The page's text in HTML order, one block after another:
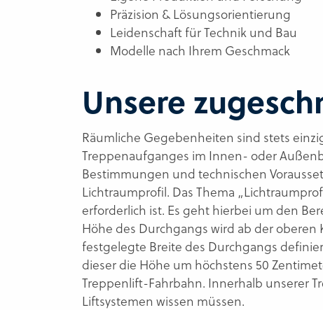
Präzision & Lösungsorientierung
Leidenschaft für Technik und Bau
Modelle nach Ihrem Geschmack
Unsere
Räumliche Gegebenheiten sind stets
Treppenaufganges im Innen- oder
Bestimmungen und technischen
Lichtraumprofil. Das Thema
erforderlich ist. Es geht hierbei um den
Höhe des Durchgangs wird ab der
festgelegte Breite des Durchgangs
dieser die Höhe um höchstens 50
Treppenlift-Fahrbahn. Innerhalb unserer
Liftsystemen wissen müssen.